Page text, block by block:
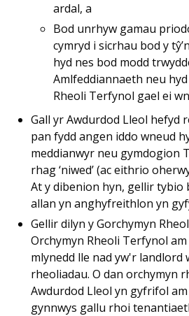
ardal, a
Bod unrhyw gamau
cymryd i sicrhau bod y
hyd nes bod modd
Amlfeddiannaeth neu
Rheoli Terfynol gael ei
Gall yr Awdurdod Lleol hefyd
pan fydd angen iddo wneud
meddianwyr neu gymdogion
rhag ‘niwed’ (ac eithrio
At y dibenion hyn, gellir tybio
allan yn anghyfreithlon yn
Gellir dilyn y Gorchymyn
Orchymyn Rheoli Terfynol
mlynedd lle nad yw'r landlord
rheoliadau. O dan orchymyn
Awdurdod Lleol yn gyfrifol
gynnwys gallu rhoi